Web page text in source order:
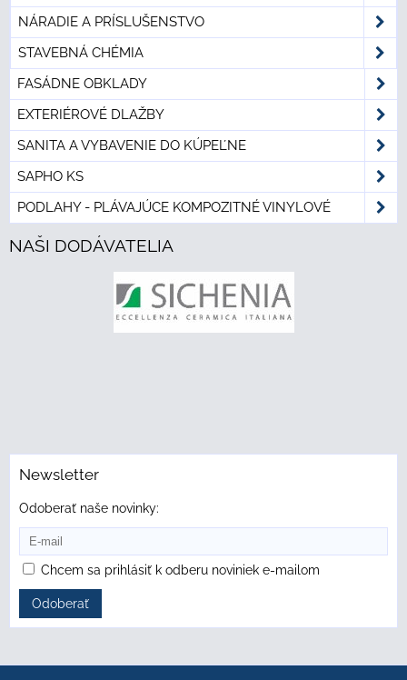
NÁRADIE A PRÍSLUŠENSTVO
STAVEBNÁ CHÉMIA
FASÁDNE OBKLADY
EXTERIÉROVÉ DLAŽBY
SANITA A VYBAVENIE DO KÚPEĽNE
SAPHO KS
PODLAHY - PLÁVAJÚCE KOMPOZITNÉ VINYLOVÉ
NAŠI DODÁVATELIA
Newsletter
Odoberať naše novinky:
Chcem sa prihlásiť k odberu noviniek e-mailom
Odoberať